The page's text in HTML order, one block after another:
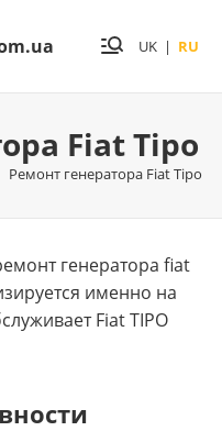
UK | RU
Fiat Tipo
Ремонт генератора Fiat Tipo
генератора fiat
именно на
Fiat TIPO